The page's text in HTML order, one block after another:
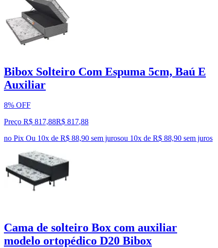
Bibox Solteiro Com Espuma 5cm, Baú E
Auxiliar
8% OFF
Preço R$ 817,88R$ 817,88
no Pix Ou 10x de R$ 88,90 sem jurosou 10x de R$ 88,90 sem juros
Cama de solteiro Box com auxiliar
modelo ortopédico D20 Bibox